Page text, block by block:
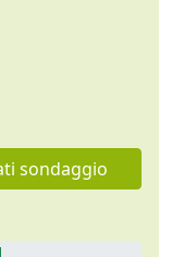
Guarda video
sondaggio